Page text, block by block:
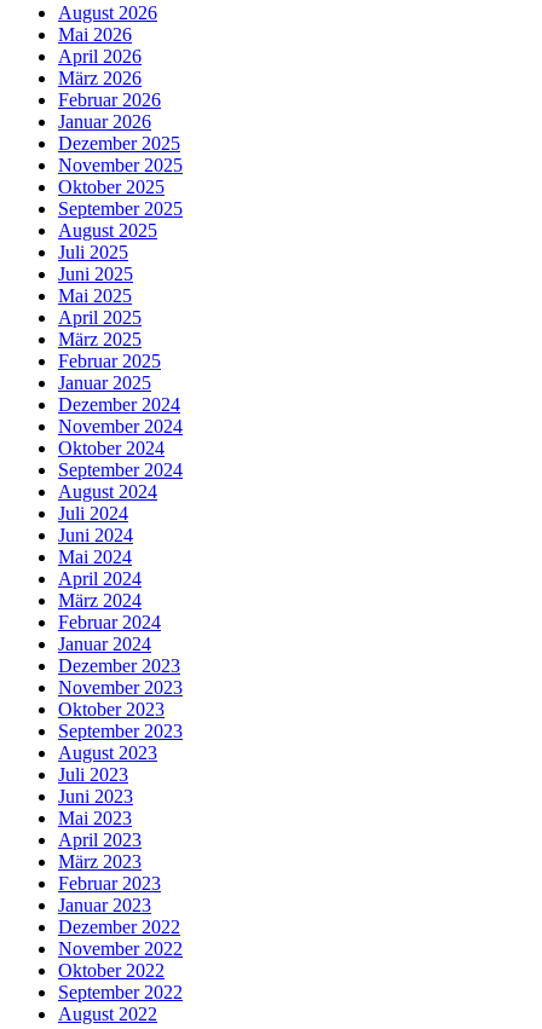
August 2026
Mai 2026
April 2026
März 2026
Februar 2026
Januar 2026
Dezember 2025
November 2025
Oktober 2025
September 2025
August 2025
Juli 2025
Juni 2025
Mai 2025
April 2025
März 2025
Februar 2025
Januar 2025
Dezember 2024
November 2024
Oktober 2024
September 2024
August 2024
Juli 2024
Juni 2024
Mai 2024
April 2024
März 2024
Februar 2024
Januar 2024
Dezember 2023
November 2023
Oktober 2023
September 2023
August 2023
Juli 2023
Juni 2023
Mai 2023
April 2023
März 2023
Februar 2023
Januar 2023
Dezember 2022
November 2022
Oktober 2022
September 2022
August 2022